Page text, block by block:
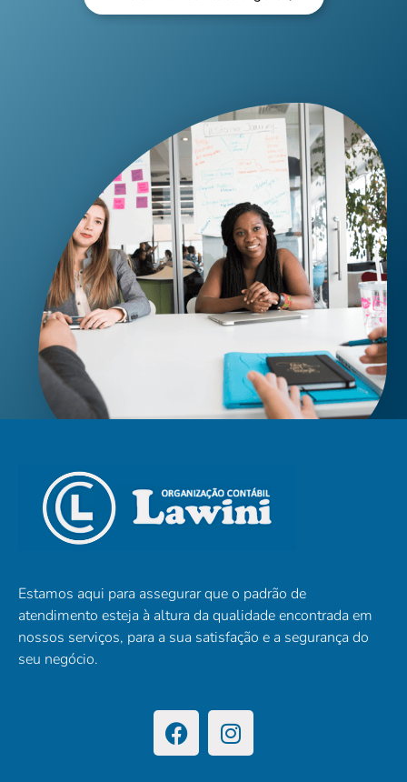
Estamos aqui para assegurar que o padrão de
atendimento esteja à altura da qualidade encontrada em
nossos serviços, para a sua satisfação e a segurança do
seu negócio.